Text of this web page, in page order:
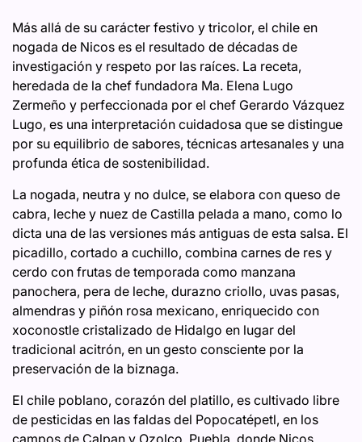
Más allá de su carácter festivo y tricolor, el chile en
nogada de Nicos es el resultado de décadas de
investigación y respeto por las raíces. La receta,
heredada de la chef fundadora Ma. Elena Lugo
Zermeño y perfeccionada por el chef Gerardo Vázquez
Lugo, es una interpretación cuidadosa que se distingue
por su equilibrio de sabores, técnicas artesanales y una
profunda ética de sostenibilidad.
La nogada, neutra y no dulce, se elabora con queso de
cabra, leche y nuez de Castilla pelada a mano, como lo
dicta una de las versiones más antiguas de esta salsa. El
picadillo, cortado a cuchillo, combina carnes de res y
cerdo con frutas de temporada como manzana
panochera, pera de leche, durazno criollo, uvas pasas,
almendras y piñón rosa mexicano, enriquecido con
xoconostle cristalizado de Hidalgo en lugar del
tradicional acitrón, en un gesto consciente por la
preservación de la biznaga.
El chile poblano, corazón del platillo, es cultivado libre
de pesticidas en las faldas del Popocatépetl, en los